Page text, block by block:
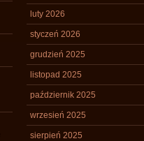
luty 2026
styczeń 2026
grudzień 2025
listopad 2025
październik 2025
wrzesień 2025
sierpień 2025